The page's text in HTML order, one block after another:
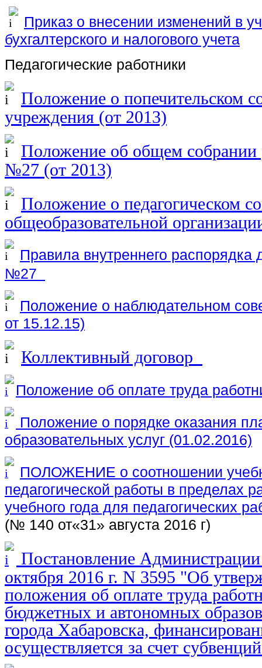
Приказ о внесении изменений в
бухгалтерского и налогового учета
Педагогические работники
Положение о попечительском
учреждения (от 2013)
Положение об общем
№27 (от 2013)
Положение о педагогическом
общеобразовательной
Правила внутреннего
№27
Положение о наблюдательном
от 15.12.15)
Коллективный договор
Положение об оплате труда
Положение о порядке оказания
образовательных услуг (01.02.2016)
ПОЛОЖЕНИЕ о соотношении
педагогической работы в пределах
учебного года для
(№ 140 от«31» августа 2016 г)
Постановление
октября 2016 г. N 3595 "Об
положения об оплате труда
бюджетных и автономных
города Хабаровска,
осуществляется за счет